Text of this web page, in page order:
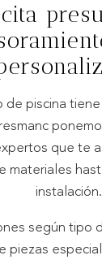
de piscina
que te
materiales
instalación.
según tipo
piezas